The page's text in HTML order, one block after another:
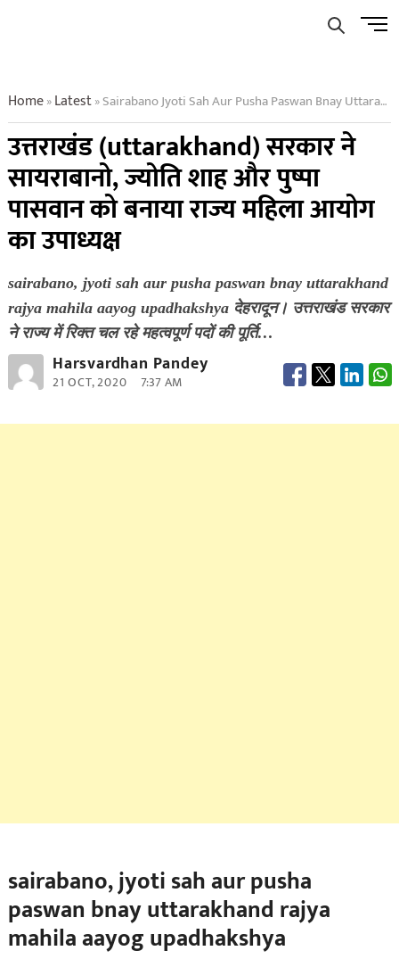
Menu
Home»Latest»Sairabano Jyoti Sah Aur Pusha Paswan Bnay Uttarakhand Rajya Mahila Aayog Upadhakshya
उत्तराखंड (uttarakhand) सरकार ने
सायराबानो, ज्योति शाह और पुष्पा
पासवान को बनाया राज्य महिला आयोग
का उपाध्यक्ष
sairabano, jyoti sah aur pusha paswan bnay uttarakhand
rajya mahila aayog upadhakshya देहरादून। उत्तराखंड सरकार
ने राज्य में रिक्त चल रहे महत्वपूर्ण पदों की पूर्ति…
Harsvardhan Pandey
21 OCT, 2020 7:37 AM
sairabano, jyoti sah aur pusha
paswan bnay uttarakhand rajya
mahila aayog upadhakshya